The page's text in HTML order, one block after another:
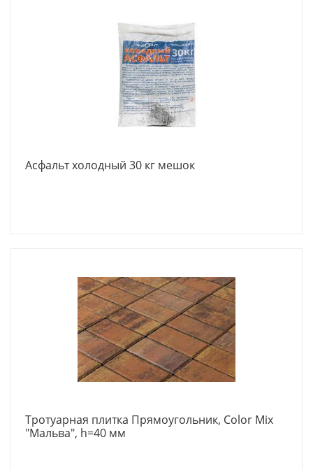
Асфальт холодный 30 кг мешок
Тротуарная плитка Прямоугольник, Color Mix
"Мальва", h=40 мм